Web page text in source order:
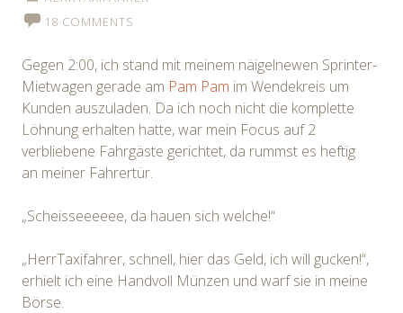
18 COMMENTS
Gegen 2:00, ich stand mit meinem näigelnewen Sprinter-
Mietwagen gerade am Pam Pam im Wendekreis um
Kunden auszuladen. Da ich noch nicht die komplette
Löhnung erhalten hatte, war mein Focus auf 2
verbliebene Fahrgäste gerichtet, da rummst es heftig
an meiner Fahrertür.
„Scheisseeeeee, da hauen sich welche!“
„HerrTaxifahrer, schnell, hier das Geld, ich will gucken!“,
erhielt ich eine Handvoll Münzen und warf sie in meine
Börse.